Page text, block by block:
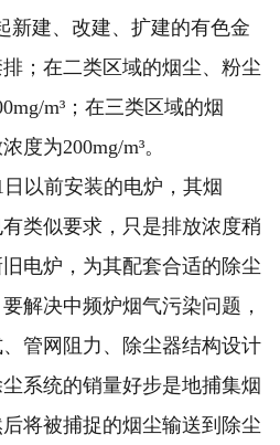
新建、改建、扩建的有色金
；在二类区域的烟尘、粉尘
m³；在三类区域的烟
度为200mg/m³。
以前安装的电炉，其烟
类似要求，只是排放浓度稍
电炉，为其配套合适的除尘
解决中频炉烟气污染问题，
管网阻力、除尘器结构设计
系统的销量好步是地捕集烟
将被捕捉的烟尘输送到除尘